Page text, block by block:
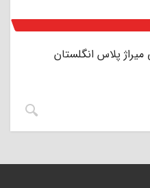
میراژ پلاس انگلستان